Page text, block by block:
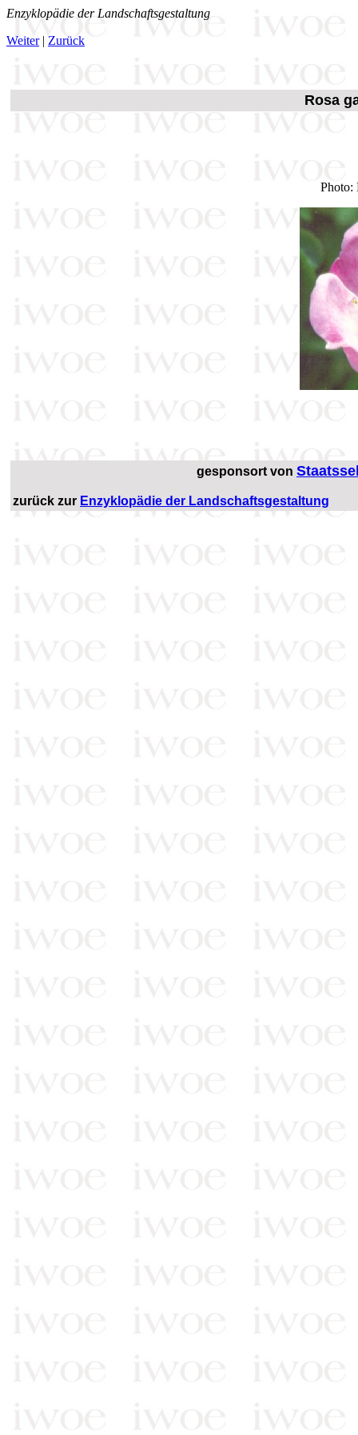
Enzyklopädie der Landschaftsgestaltung
Weiter| Zurück
Rosa
Photo:
gesponsort von
zurück zur Enzyklopädie der Landschaftsgestaltung